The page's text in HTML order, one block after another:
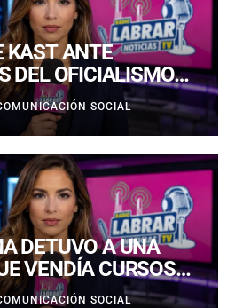
KAST ANTE
DEL OFICIALISMO
UNIFORMADOS: “SE
EN SU MÉRITO”
SOCIAL
DETUVO A UNA
VENDÍA CURSOS
FALSOS SOCIAL